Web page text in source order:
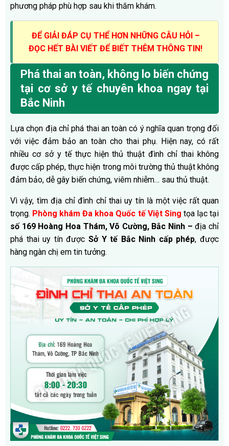
phương pháp phù hợp sau khi thăm khám.
ĐỂ GIẢI ĐÁP CỤ THỂ HƠN NHỮNG CÂU HỎI –
ĐỌC HẾT BÀI VIẾT ĐỂ BIẾT THÊM THÔNG TIN!
Phá thai an toàn, không lo biến chứng
tại cơ sở y tế chuyên khoa ngay tại
Bắc Ninh
Lựa chọn địa chỉ phá thai an toàn có ý nghĩa quan trọng đối
với việc đảm bảo an toàn cho thai phụ. Hiện nay, có rất
nhiều cơ sở y tế thực hiện thủ thuật đình chỉ thai không
được cấp phép, thực hiện trong môi trường thủ thuật không
đảm bảo, dễ gây biến chứng, viêm nhiễm… sau thủ thuật.
Vì vậy, tìm địa chỉ đình chỉ thai uy tín là một việc rất quan
trọng. Phòng khám Đa khoa Quốc tế Việt Sing tọa lạc tại
số 169 Hoàng Hoa Thám, Võ Cường, Bắc Ninh –địa chỉ
phá thai uy tín được Sở Y tế Bắc Ninh cấp phép, được
hàng ngàn chị em tin tưởng.